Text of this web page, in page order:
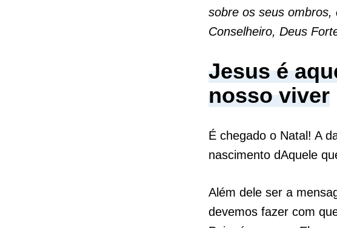
sobre os seus ombros,
Conselheiro, Deus
Jesus é
nosso viver
É chegado o Natal! A
nascimento dAquele
Além dele ser a
devemos fazer com